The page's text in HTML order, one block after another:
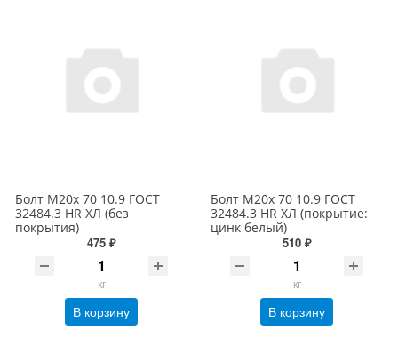
Болт М20х 70 10.9 ГОСТ
32484.3 HR ХЛ (без
покрытия)
475 ₽
кг
В корзину
Болт М20х 70 10.9 ГОСТ
32484.3 HR ХЛ (покрытие:
цинк белый)
510 ₽
кг
В корзину